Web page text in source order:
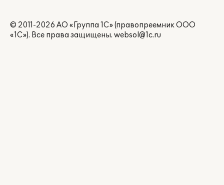
© 2011-2026 АО «Группа 1С» (правопреемник ООО
«1С»). Все права защищены. websol@1c.ru